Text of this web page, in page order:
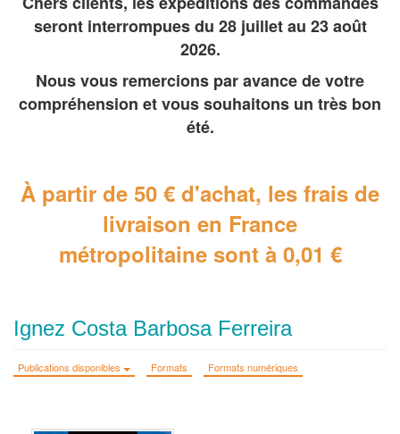
seront interrompues du 28 juillet au 23 août
2026.
Nous vous remercions par avance de votre
compréhension et vous souhaitons un très bon
été.
À partir de 50 € d'achat, les frais de
livraison en France
métropolitainesont à 0,01 €
Ignez Costa Barbosa Ferreira
Publications disponibles Formats Formats numériques